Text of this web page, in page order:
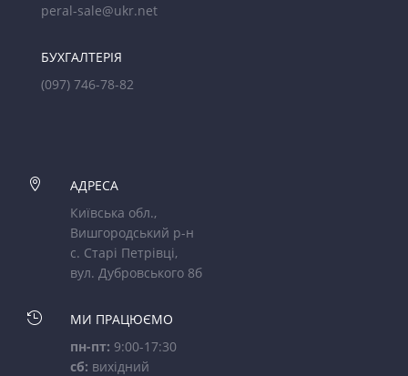
peral-sale@ukr.net
БУХГАЛТЕРІЯ
(097) 746-78-82

АДРЕСА
Київська обл.,
Вишгородський р-н
с. Старі Петрівці,
вул. Дубровського 8б

МИ ПРАЦЮЄМО
пн-пт: 9:00-17:30
сб: вихідний